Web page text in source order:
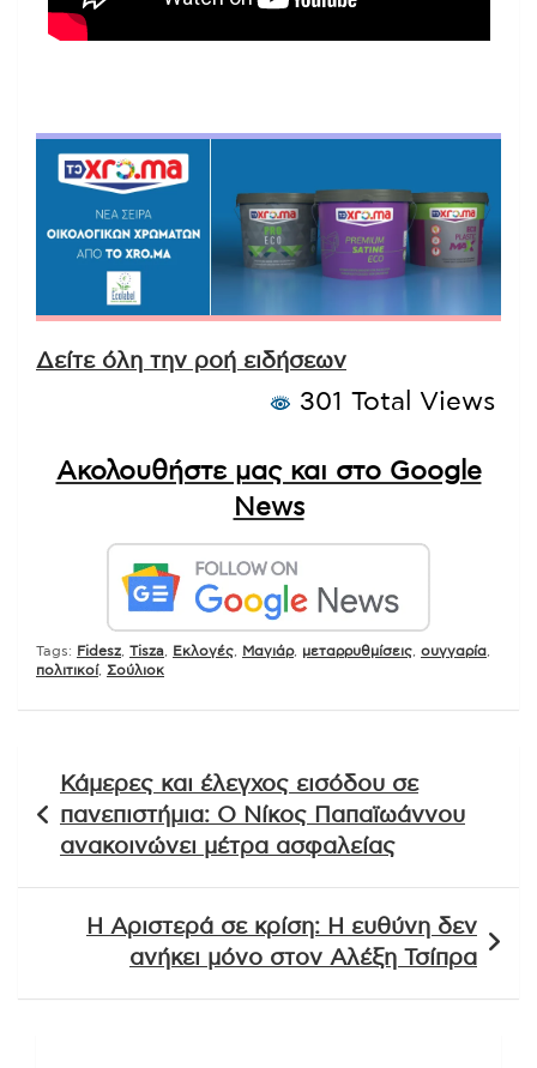
Δείτε όλη την ροή ειδήσεων
301 Total Views
Ακολουθήστε μας και στο Google
News
Tags: Fidesz Tisza Εκλογές Μαγιάρ, μεταρρυθμίσεις ουγγαρία
πολιτικοί, Σούλιοκ
άρθρων
Κάμερες και έλεγχος εισόδου σε
πανεπιστήμια: Ο Νίκος Παπαϊωάννου
ανακοινώνει μέτρα ασφαλείας
Η Αριστερά σε κρίση: Η ευθύνη δεν
ανήκει μόνο στον Αλέξη Τσίπρα